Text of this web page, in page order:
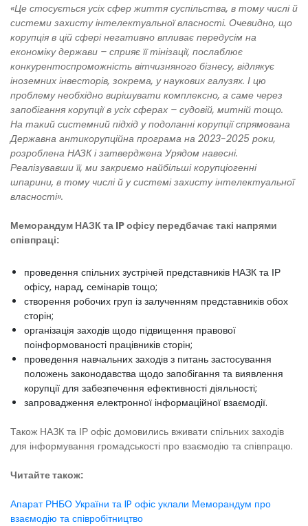
«Це стосується усіх сфер життя суспільства, в тому числі й
системи захисту інтелектуальної власності. Очевидно, що
корупція в цій сфері негативно впливає передусім на
економіку держави – сприяє її тінізації, послаблює
конкурентоспроможність вітчизняного бізнесу, відлякує
іноземних інвесторів, зокрема, у наукових галузях. І цю
проблему необхідно вирішувати комплексно, а саме через
запобігання корупції в усіх сферах – судовій, митній тощо.
На такий системний підхід у подоланні корупції спрямована
Державна антикорупційна програма на 2023-2025 роки,
розроблена НАЗК і затверджена Урядом навесні.
Реалізувавши її, ми закриємо найбільші корупціогенні
шпарини, в тому числі й у системі захисту інтелектуальної
власності».
Меморандум НАЗК та IP офісу передбачає такі напрями
співпраці:
проведення спільних зустрічей представників НАЗК та ІР
офісу, нарад, семінарів тощо;
створення робочих груп із залученням представників обох
сторін;
організація заходів щодо підвищення правової
поінформованості працівників сторін;
проведення навчальних заходів з питань застосування
положень законодавства щодо запобігання та виявлення
корупції для забезпечення ефективності діяльності;
запровадження електронної інформаційної взаємодії.
Також НАЗК та ІР офіс домовились вживати спільних заходів
для інформування громадськості про взаємодію та співпрацю.
Читайте також:
Апарат РНБО України та IP офіс уклали Меморандум про
взаємодію та співробітництво